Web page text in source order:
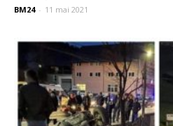
BM24 - 11 mai 2021